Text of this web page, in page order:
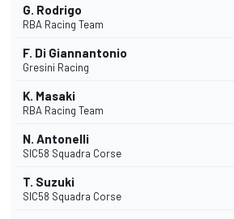
G. Rodrigo
RBA Racing Team
F. Di Giannantonio
Gresini Racing
K. Masaki
RBA Racing Team
N. Antonelli
SIC58 Squadra Corse
T. Suzuki
SIC58 Squadra Corse